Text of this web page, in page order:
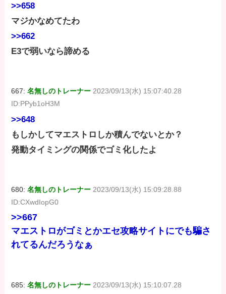
>>658
マジかなめてたわ
>>662
E3で弱いなら諦める
667:名無しのトレーナー 2023/09/13(水) 15:07:40.28
ID:PPyb1oH3M
>>648
もしかしてマエストロしか積んでないとか？
発動タイミングの関係でゴミ化したよ
680:名無しのトレーナー 2023/09/13(水) 15:09:28.88
ID:CXwdIopG0
>>667
マエストロがゴミとかエセ攻略サイトにでも騙さ
れてるんだろうなぁ
685:名無しのトレーナー 2023/09/13(水) 15:10:07.28